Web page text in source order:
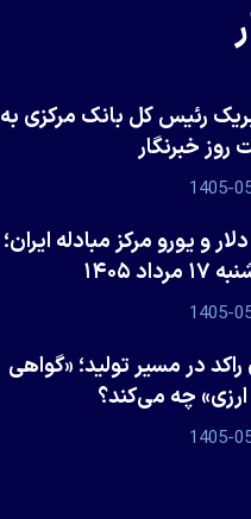
رئیس کل بانک مرکزی به
روز خبرنگار
1405-
و یورو مرکز مبادله ایران؛
۱۴۰۵
1405-
راکد در مسیر تولید؛ «گواهی
چه می‌کند؟
1405-